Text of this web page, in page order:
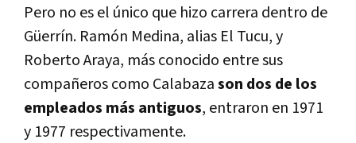
Pero no es el único que hizo carrera dentro de
Güerrín. Ramón Medina, alias El Tucu, y
Roberto Araya, más conocido entre sus
compañeros como Calabazason dos de los
empleados más antiguos, entraron en 1971
y 1977 respectivamente.